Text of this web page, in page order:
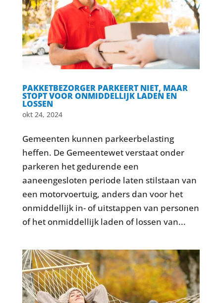
PAKKETBEZORGER PARKEERT NIET, MAAR
STOPT VOOR ONMIDDELLIJK LADEN EN
LOSSEN
okt 24, 2024
Gemeenten kunnen parkeerbelasting
heffen. De Gemeentewet verstaat onder
parkeren het gedurende een
aaneengesloten periode laten stilstaan van
een motorvoertuig, anders dan voor het
onmiddellijk in- of uitstappen van personen
of het onmiddellijk laden of lossen van...